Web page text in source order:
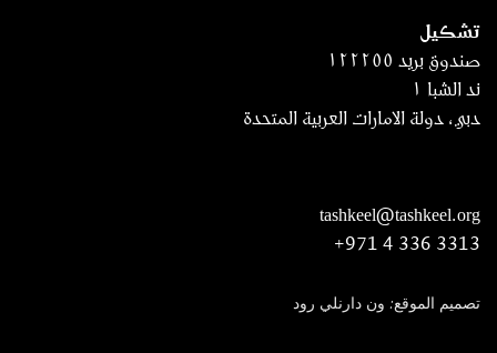
تشكيل
صندوق بريد ١٢٢٢٥٥
ند الشبا ١
دبي، دولة الامارات العربية المتحدة
tashkeel@tashkeel.org
+971 4 336 3313
تصميم الموقع: ون دارنلي رود